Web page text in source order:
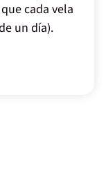
cada vela
un día).